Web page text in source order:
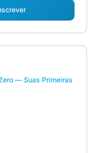
— Suas Primeiras